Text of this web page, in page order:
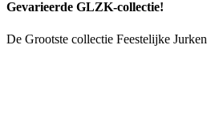
Gevarieerde GLZK-collectie!
De Grootste collectie Feestelijke Jurken